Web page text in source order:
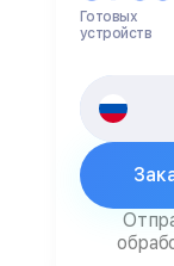
Готовых
устройств